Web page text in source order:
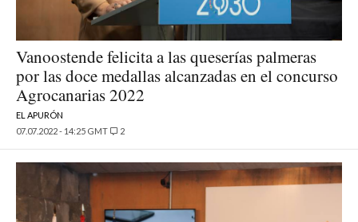
Vanoostende felicita a las queserías palmeras
por las doce medallas alcanzadas en el concurso
Agrocanarias 2022
EL APURÓN
07.07.2022 - 14:25 GMT
2